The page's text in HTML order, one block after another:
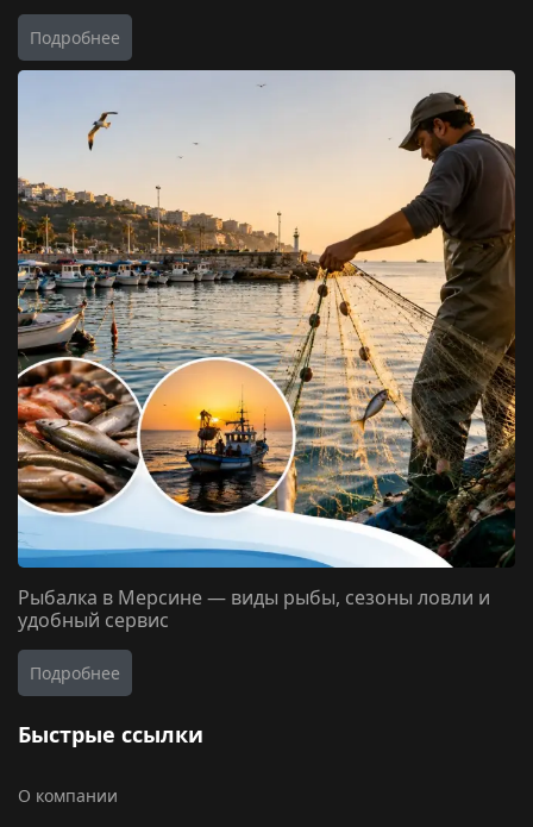
Подробнее
Рыбалка в Мерсине — виды рыбы, сезоны ловли и
удобный сервис
Подробнее
Быстрые ссылки
О компании